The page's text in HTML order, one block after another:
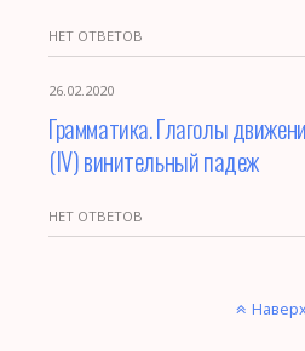
НЕТ ОТВЕТОВ
26.02.2020
Грамматика. Глаголы
(IV) винительный падеж
НЕТ ОТВЕТОВ